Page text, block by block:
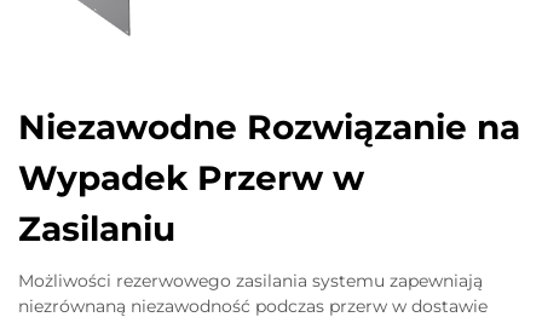
Niezawodne Rozwiązanie na
Wypadek Przerw w
Zasilaniu
Możliwości rezerwowego zasilania systemu zapewniają
niezrównaną niezawodność podczas przerw w dostawie